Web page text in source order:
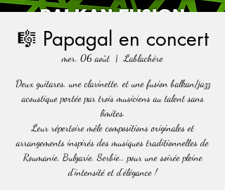
🎼 Papagal en concert
mer. 06 août
  |
Lablachère
Deux guitares, une clarinette, et une fusion balkan/jazz
acoustique portée par trois musiciens au talent sans
limites.
Leur répertoire mêle compositions originales et
arrangements inspirés des musiques traditionnelles de
Roumanie, Bulgarie, Serbie… pour une soirée pleine
d’intensité et d’élégance !